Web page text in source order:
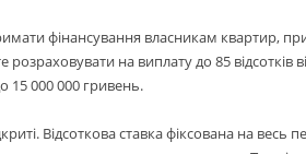
фінансування власникам квартир,
на виплату до 85 відсотків
15 000 000 гривень.
Відсоткова ставка фіксована на весь